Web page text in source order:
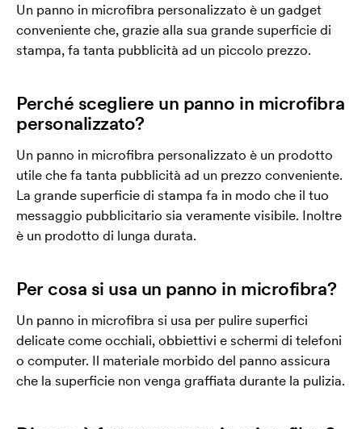
Un panno in microfibra personalizzato è un gadget
conveniente che, grazie alla sua grande superficie di
stampa, fa tanta pubblicità ad un piccolo prezzo.
Perché scegliere un panno in microfibra
personalizzato?
Un panno in microfibra personalizzato è un prodotto
utile che fa tanta pubblicità ad un prezzo conveniente.
La grande superficie di stampa fa in modo che il tuo
messaggio pubblicitario sia veramente visibile. Inoltre
è un prodotto di lunga durata.
Per cosa si usa un panno in microfibra?
Un panno in microfibra si usa per pulire superfici
delicate come occhiali, obbiettivi e schermi di telefoni
o computer. Il materiale morbido del panno assicura
che la superficie non venga graffiata durante la pulizia.